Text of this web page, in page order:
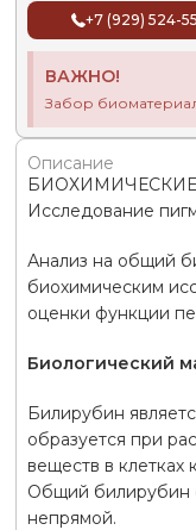
+7 (929) 524-
ВАЖНО!
Забор
Описание
Исследование
Анализ на общий
биохимическим
оценки функции
Биологический
Билирубин
образуется при
веществ в клетках
Общий билирубин
непрямой.